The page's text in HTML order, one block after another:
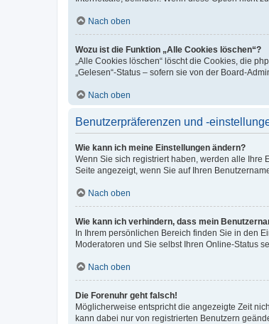
Nach oben
Wozu ist die Funktion „Alle Cookies löschen“?
„Alle Cookies löschen“ löscht die Cookies, die
„Gelesen“-Status – sofern sie von der Board-
Nach oben
Benutzerpräferenzen und -
Wie kann ich meine Einstellungen ändern?
Wenn Sie sich registriert haben, werden alle Ihre
Seite angezeigt, wenn Sie auf Ihren
Nach oben
Wie kann ich verhindern, dass mein
In Ihrem persönlichen Bereich finden Sie in den
Moderatoren und Sie selbst Ihren Online-Status
Nach oben
Die Forenuhr geht falsch!
Möglicherweise entspricht die angezeigte Zeit
kann dabei nur von registrierten Benutzern